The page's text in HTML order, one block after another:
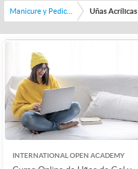
Uñas Acrílicas
INTERNATIONAL OPEN ACADEMY